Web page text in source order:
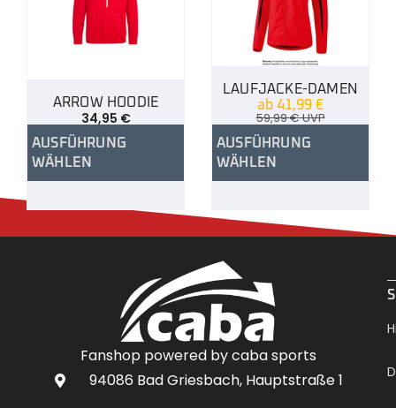
ARROW HOODIE
34,95 €
AUSFÜHRUNG
WÄHLEN
LAUFJACKE-DAMEN
ab 41,99 €
59,99€UVP
AUSFÜHRUNG
WÄHLEN
Fanshop powered by caba sports
94086 Bad Griesbach, Hauptstraße 1